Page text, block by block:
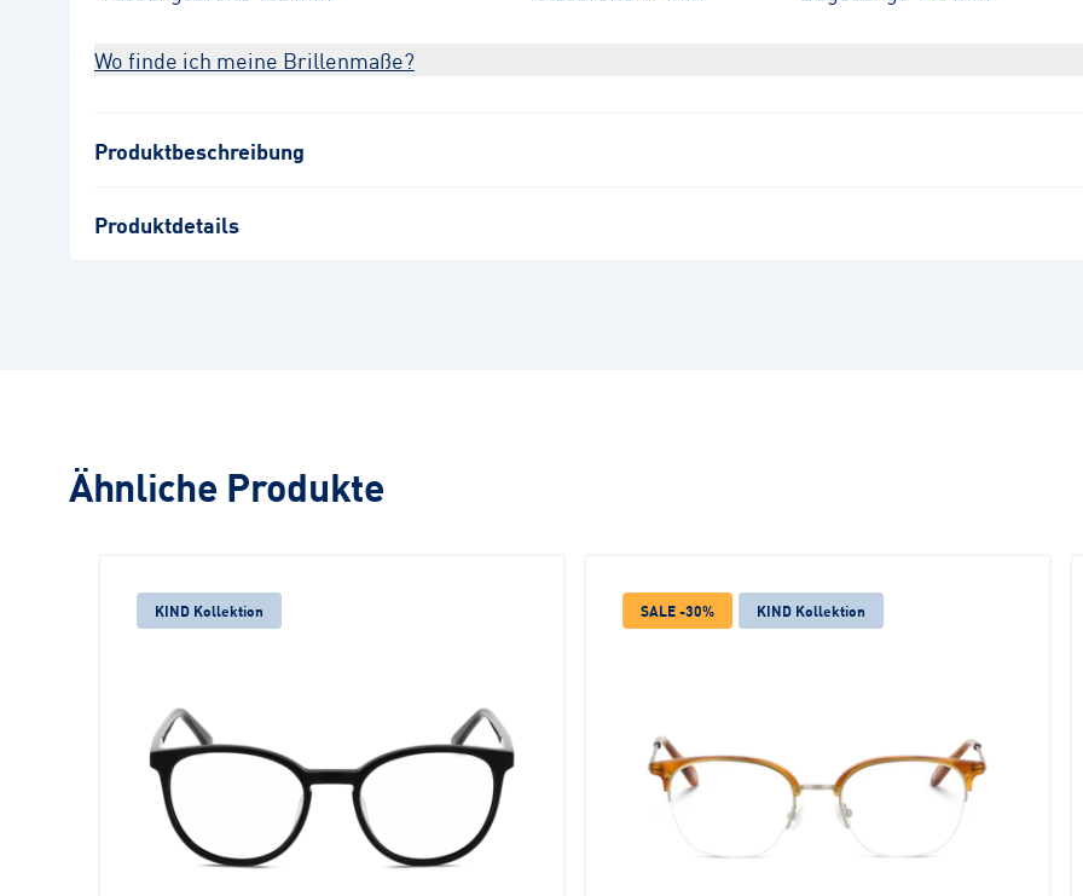
Wo finde ich meine Brillenmaße?
Produktbeschreibung
Produktdetails
Ähnliche Produkte
KIND Kollektion SALE -30% KIND Kollektion